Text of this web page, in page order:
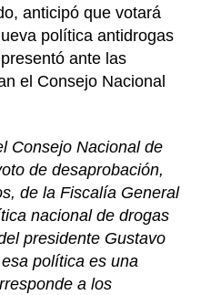
anticipó que votará
política antidrogas
ante las
el Consejo Nacional
Consejo Nacional de
de desaprobación,
de la Fiscalía General
nacional de drogas
presidente Gustavo
política es una
a los